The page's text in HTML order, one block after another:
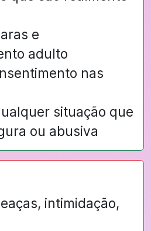
e
adulto
nas
situação que
ou abusiva
intimidação,